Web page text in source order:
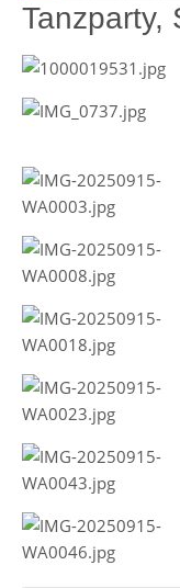
Tanzparty,